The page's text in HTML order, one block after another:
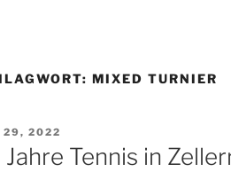
MIXED TURNIER
29, 2022
Tennis in